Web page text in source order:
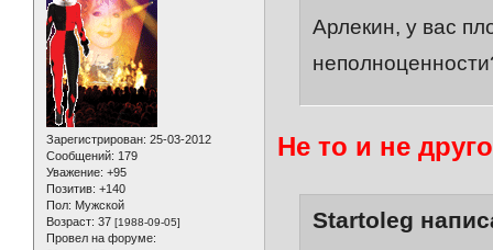
Зарегистрирован: 25-03-2012
Сообщений: 179
Уважение: +95
Позитив: +140
Пол: Мужской
Возраст: 37 [1988-09-05]
Провел на форуме:
Арлекин, у вас
Не то и не
Startoleg